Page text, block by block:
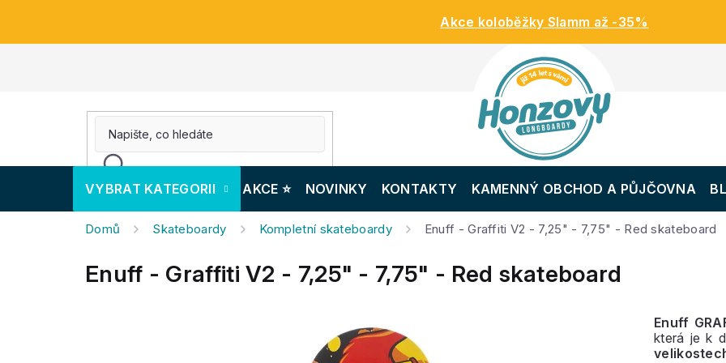
Akce koloběžky Slamm až -35%
VYBRAT KATEGORII AKCE ⭐️ NOVINKY KONTAKTY KAMENNÝ OBCHOD A PŮJČOVNA
Domů Skateboardy Kompletní skateboardy Enuff - Graffiti V2 - 7,25" - 7,75" - Red skateboard
Enuff - Graffiti V2 - 7,25" - 7,75" - Red skateboard
Enuff
která je k